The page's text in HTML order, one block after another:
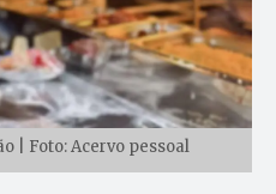
| Foto: Acervo pessoal